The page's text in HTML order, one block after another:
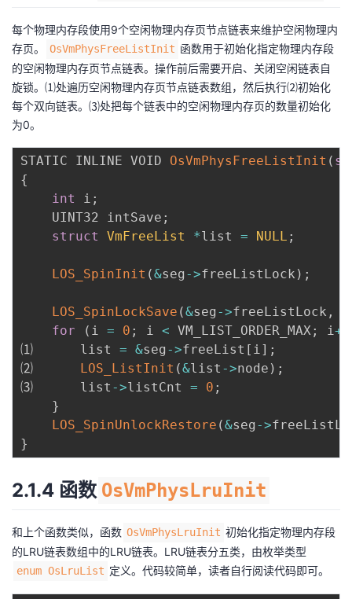
每个物理内存段使用9个空闲物理内存页节点链表来维护空闲物理内
存页。
OsVmPhysFreeListInit 函数用于初始化指定物理内存段
的空闲物理内存页节点链表。操作前后需要开启、关闭空闲链表自
旋锁。⑴处遍历空闲物理内存页节点链表数组，然后执行⑵初始化
每个双向链表。⑶处把每个链表中的空闲物理内存页的数量初始化
为0。
STATIC INLINE VOID OsVmPhysFreeListInit (
{
int
i ;
    UINT32 intSave
;
struct
VmFreeList *list = NULL ;
LOS_SpinInit (&seg ->freeListLock ) ;
LOS_SpinLockSave (&seg ->freeListLock ,
for
( i = 0 ; i < VM_LIST_ORDER_MAX; i++
⑴      list = &seg ->freeList [ i] ;
⑵
LOS_ListInit (&list ->node ) ;
⑶      list ->listCnt = 0 ;
}
LOS_SpinUnlockRestore (&seg ->
}
2.1.4 函数 OsVmPhysLruInit
和上个函数类似，函数 OsVmPhysLruInit 初始化指定物理内存段
的LRU链表数组中的LRU链表。LRU链表分五类，由枚举类型
enum OsLruList 定义。代码较简单，读者自行阅读代码即可。